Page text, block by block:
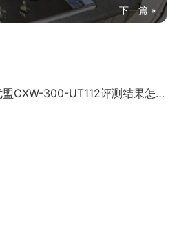
下一篇 »
油烟机用后实情讲解优盟CXW-300-UT112评测结果怎么样？不值得买吗？